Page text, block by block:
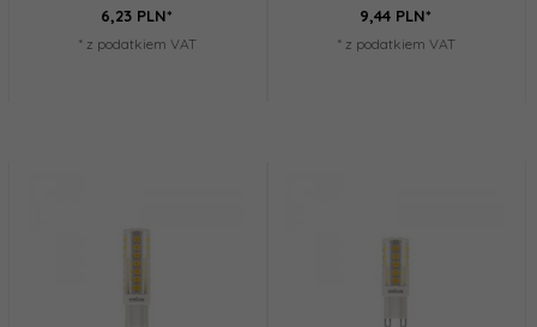
6,23 PLN*
* z podatkiem VAT
9,44 PLN*
* z podatkiem VAT